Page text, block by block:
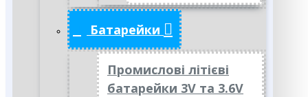
Батарейки
Промислові літієві
батарейки 3V та 3.6V